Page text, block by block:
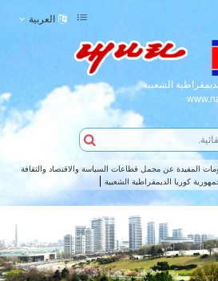
الشعبية
العربية
المفيدة عن مجمل قطاعات السياسة والاقتصاد والثقافة
كوريا الديمقراطية الشعبية